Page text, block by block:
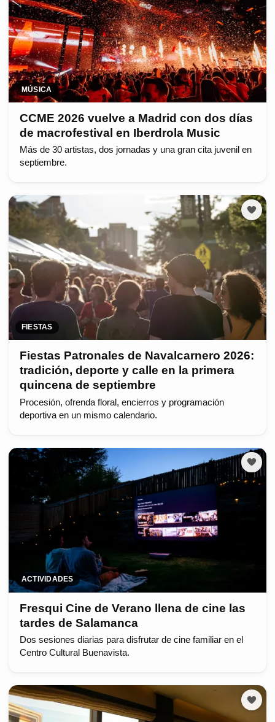
MÚSICA
CCME 2026 vuelve a Madrid con dos días
de macrofestival en Iberdrola Music
Más de 30 artistas, dos jornadas y una gran cita juvenil en
septiembre.
FIESTAS
Fiestas Patronales de Navalcarnero 2026:
tradición, deporte y calle en la primera
quincena de septiembre
Procesión, ofrenda floral, encierros y programación
deportiva en un mismo calendario.
ACTIVIDADES
Fresqui Cine de Verano llena de cine las
tardes de Salamanca
Dos sesiones diarias para disfrutar de cine familiar en el
Centro Cultural Buenavista.